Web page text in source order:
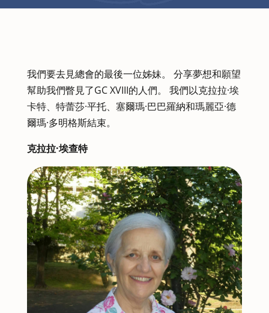
我們要去見總會的最後一位姊妹。 分享夢想和願望
幫助我們瞥見了GC XVIII的人們。 我們以克拉拉·埃
卡特、特蕾莎·平托、塞爾瑪·巴巴羅納和瑪麗亞·德
爾瑪·多明格斯結束。
克拉拉·埃查特